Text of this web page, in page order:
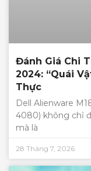
Đánh Giá Chi
2024: “Quái
Thực
Dell Alienware
4080) không chỉ
mà là
28 Tháng 7, 2026